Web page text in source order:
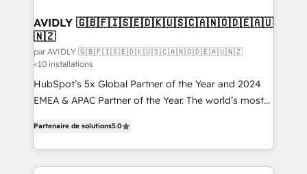
AVIDLY 🇬🇧🇫🇮🇸🇪🇩🇰🇺🇸🇨🇦🇳🇴🇩🇪🇦🇺
🇳🇿
par AVIDLY 🇬🇧🇫🇮🇸🇪🇩🇰🇺🇸🇨🇦🇳🇴🇩🇪🇦🇺🇳🇿
<10 installations
HubSpot’s 5x Global Partner of the Year and 2024
EMEA & APAC Partner of the Year. The world’s most
and 370+ specialists across EMEA, APAC and NAM,
we de-risk complex CRM programmes and
Partenaire de solutions5.0